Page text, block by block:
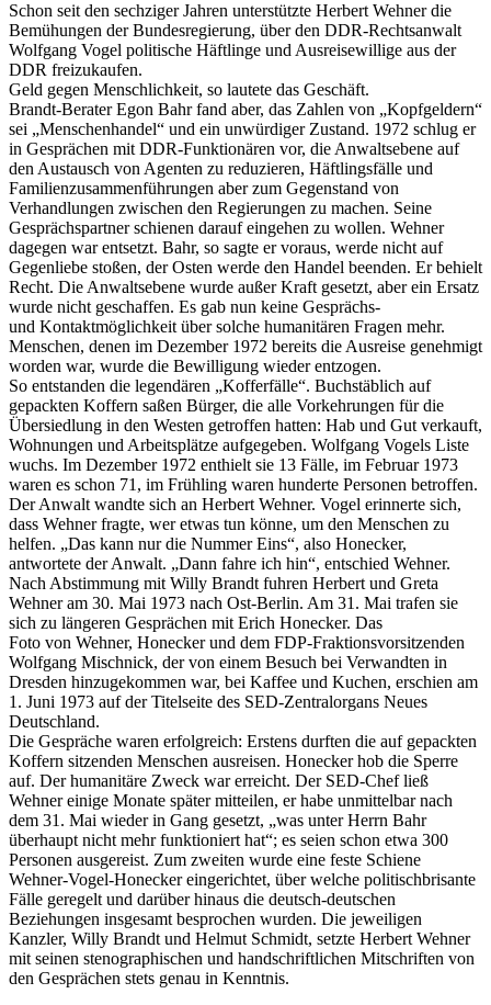
Schon seit den sechziger Jahren unterstützte Herbert Wehner die
Bemühungen der Bundesregierung, über den DDR-Rechtsanwalt
Wolfgang Vogel politische Häftlinge und Ausreisewillige aus der
DDR freizukaufen.
Geld gegen Menschlichkeit, so lautete das Geschäft.
Brandt-Berater Egon Bahr fand aber, das Zahlen von „Kopfgeldern“
sei „Menschenhandel“ und ein unwürdiger Zustand. 1972 schlug er
in Gesprächen mit DDR-Funktionären vor, die Anwaltsebene auf
den Austausch von Agenten zu reduzieren, Häftlingsfälle und
Familienzusammenführungen aber zum Gegenstand von
Verhandlungen zwischen den Regierungen zu machen. Seine
Gesprächspartner schienen darauf eingehen zu wollen. Wehner
dagegen war entsetzt. Bahr, so sagte er voraus, werde nicht auf
Gegenliebe stoßen, der Osten werde den Handel beenden. Er behielt
Recht. Die Anwaltsebene wurde außer Kraft gesetzt, aber ein Ersatz
wurde nicht geschaffen. Es gab nun keine Gesprächs-
und Kontaktmöglichkeit über solche humanitären Fragen mehr.
Menschen, denen im Dezember 1972 bereits die Ausreise genehmigt
worden war, wurde die Bewilligung wieder entzogen.
So entstanden die legendären „Kofferfälle“. Buchstäblich auf
gepackten Koffern saßen Bürger, die alle Vorkehrungen für die
Übersiedlung in den Westen getroffen hatten: Hab und Gut verkauft,
Wohnungen und Arbeitsplätze aufgegeben. Wolfgang Vogels Liste
wuchs. Im Dezember 1972 enthielt sie 13 Fälle, im Februar 1973
waren es schon 71, im Frühling waren hunderte Personen betroffen.
Der Anwalt wandte sich an Herbert Wehner. Vogel erinnerte sich,
dass Wehner fragte, wer etwas tun könne, um den Menschen zu
helfen. „Das kann nur die Nummer Eins“, also Honecker,
antwortete der Anwalt. „Dann fahre ich hin“, entschied Wehner.
Nach Abstimmung mit Willy Brandt fuhren Herbert und Greta
Wehner am 30. Mai 1973 nach Ost-Berlin. Am 31. Mai trafen sie
sich zu längeren Gesprächen mit Erich Honecker. Das
Foto von Wehner, Honecker und dem FDP-Fraktionsvorsitzenden
Wolfgang Mischnick, der von einem Besuch bei Verwandten in
Dresden hinzugekommen war, bei Kaffee und Kuchen, erschien am
1. Juni 1973 auf der Titelseite des SED-Zentralorgans Neues
Deutschland.
Die Gespräche waren erfolgreich: Erstens durften die auf gepackten
Koffern sitzenden Menschen ausreisen. Honecker hob die Sperre
auf. Der humanitäre Zweck war erreicht. Der SED-Chef ließ
Wehner einige Monate später mitteilen, er habe unmittelbar nach
dem 31. Mai wieder in Gang gesetzt, „was unter Herrn Bahr
überhaupt nicht mehr funktioniert hat“; es seien schon etwa 300
Personen ausgereist. Zum zweiten wurde eine feste Schiene
Wehner-Vogel-Honecker eingerichtet, über welche politischbrisante
Fälle geregelt und darüber hinaus die deutsch-deutschen
Beziehungen insgesamt besprochen wurden. Die jeweiligen
Kanzler, Willy Brandt und Helmut Schmidt, setzte Herbert Wehner
mit seinen stenographischen und handschriftlichen Mitschriften von
den Gesprächen stets genau in Kenntnis.